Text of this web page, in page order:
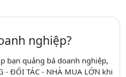
nghiệp?
bạn quảng bá doanh nghiệp,
- ĐỐI TÁC - NHÀ MUA LỚN khi